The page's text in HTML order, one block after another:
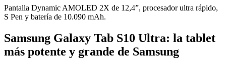
Pantalla Dynamic AMOLED 2X de 12,4”, procesador ultra rápido,
S Pen y batería de 10.090 mAh.
Samsung Galaxy Tab S10 Ultra: la tablet
más potente y grande de Samsung